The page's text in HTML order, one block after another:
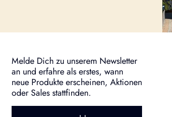
Melde Dich zu unserem Newsletter
an und erfahre als erstes, wann
neue Produkte erscheinen, Aktionen
oder Sales stattfinden.